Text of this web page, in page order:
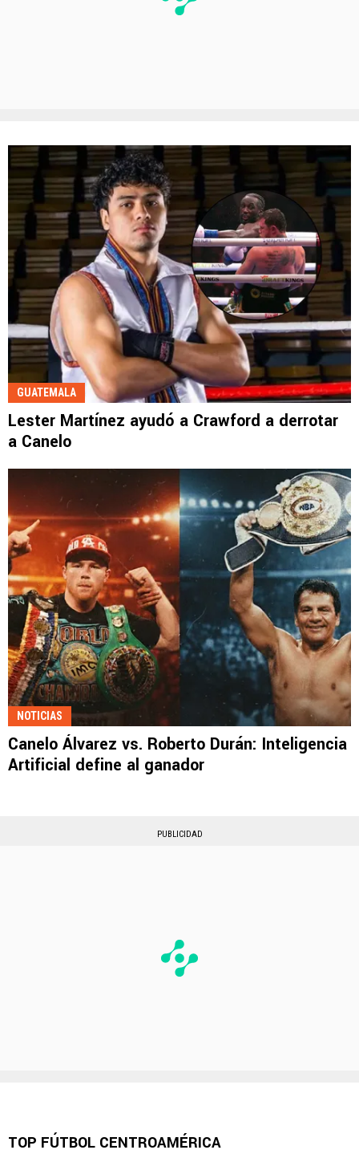
GUATEMALA
Lester Martínez ayudó a Crawford a derrotar
a Canelo
NOTICIAS
Canelo Álvarez vs. Roberto Durán: Inteligencia
Artificial define al ganador
PUBLICIDAD
TOP FÚTBOL CENTROAMÉRICA